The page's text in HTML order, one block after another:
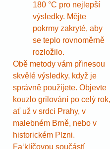
180 °C pro nejlepší
výsledky. Mějte
pokrmy zakryté, aby
se teplo rovnoměrně
rozložilo.
Obě metody vám přinesou
skvělé výsledky, když je
správně použijete. Objevte
kouzlo grilování po celý rok,
ať už v srdci Prahy, v
malebném Brně, nebo v
historickém Plzni.
Faʻklíčovou součástí